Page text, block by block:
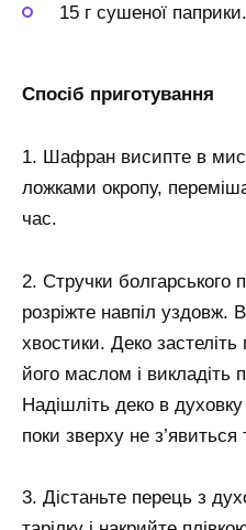
15 г сушеної паприки.
Спосіб приготування
1. Шафран висипте в
ложками окропу,
час.
2. Стручки болгарського
розріжте навпіл уздовж.
хвостики. Деко
його маслом і викладіть
Надішліть деко в
поки зверху не
3. Дістаньте перець з